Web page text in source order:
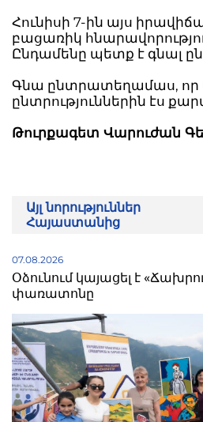
Հունիսի 7-ին այս
բացառիկ
Ընդամենը պետք է գնալ
Գնա ընտրատեղամաս, որ
ընտրություններին էս
Թուրքագետ Վարուժան
Այլ նորություններ
Հայաստանից
07.08.2026
Օձունում կայացել է
փառատոնը